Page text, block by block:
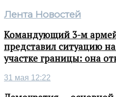
Лента Новостей
Командующий 3-м
представил ситуацию
участке границы: она
31 мая 12:22